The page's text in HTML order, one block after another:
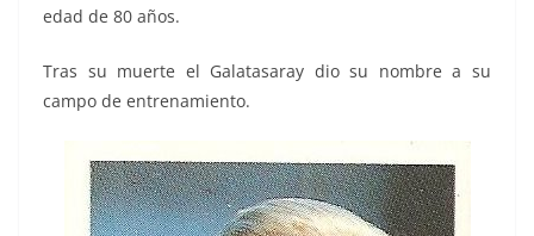
edad de 80 años.
Tras su muerte el Galatasaray dio su nombre a su
campo de entrenamiento.